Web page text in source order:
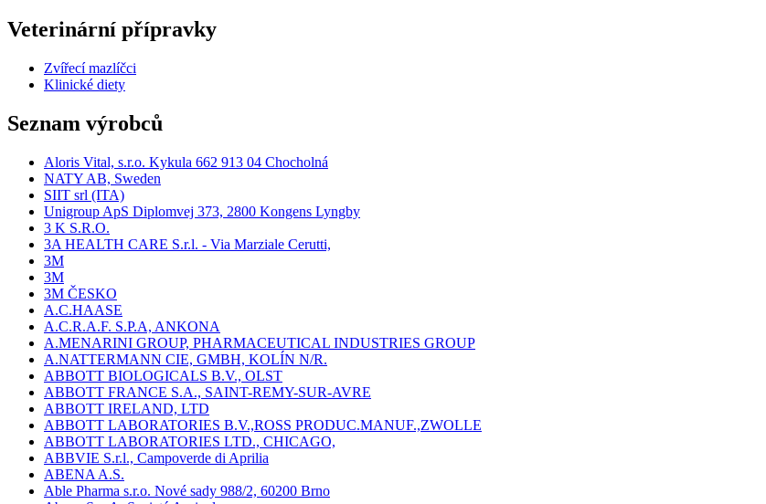
Veterinární přípravky
Zvířecí mazlíčci
Klinické diety
Seznam výrobců
Aloris Vital, s.r.o. Kykula 662 913 04 Chocholná
NATY AB, Sweden
SIIT srl (ITA)
Unigroup ApS Diplomvej 373, 2800 Kongens Lyngby
3 K S.R.O.
3A HEALTH CARE S.r.l. - Via Marziale Cerutti,
3M
3M
3M ČESKO
A.C.HAASE
A.C.R.A.F. S.P.A, ANKONA
A.MENARINI GROUP, PHARMACEUTICAL INDUSTRIES GROUP
A.NATTERMANN CIE, GMBH, KOLÍN N/R.
ABBOTT BIOLOGICALS B.V., OLST
ABBOTT FRANCE S.A., SAINT-REMY-SUR-AVRE
ABBOTT IRELAND, LTD
ABBOTT LABORATORIES B.V.,ROSS PRODUC.MANUF.,ZWOLLE
ABBOTT LABORATORIES LTD., CHICAGO,
ABBVIE S.r.l., Campoverde di Aprilia
ABENA A.S.
Able Pharma s.r.o. Nové sady 988/2, 60200 Brno